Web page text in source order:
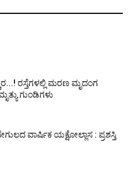
ರಸ್ತೆಗಳಲ್ಲಿ ಮರಣ ಮೃದಂಗ
ಗುಂಡಿಗಳು
ವಾರ್ಷಿಕ ಯಕ್ಷೋಲ್ಲಾಸ : ಪ್ರಶಸ್ತಿ